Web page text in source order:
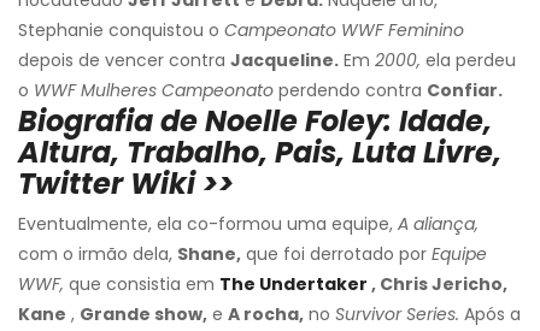
Stephanie conquistou o Campeonato WWF Feminino
depois de vencer contra Jacqueline. Em 2000, ela perdeu
o WWF Mulheres Campeonato perdendo contra Confiar.
Biografia de Noelle Foley: Idade,
Altura, Trabalho, Pais, Luta Livre,
Twitter Wiki >>
Eventualmente, ela co-formou uma equipe, A aliança,
com o irmão dela, Shane, que foi derrotado por Equipe
WWF, que consistia em The Undertaker , Chris Jericho,
Kane , Grande show, e A rocha, no Survivor Series. Após a